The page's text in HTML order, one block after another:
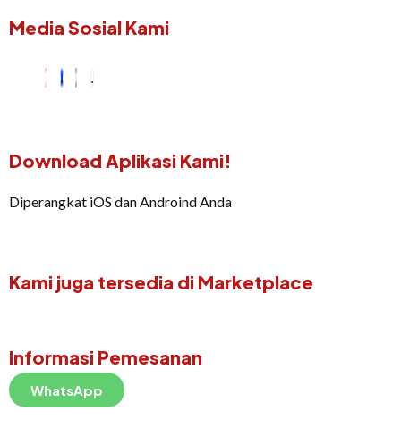
Media Sosial Kami
Download Aplikasi Kami!
Diperangkat iOS dan Androind Anda
Kami juga tersedia di Marketplace
Informasi Pemesanan
WhatsApp